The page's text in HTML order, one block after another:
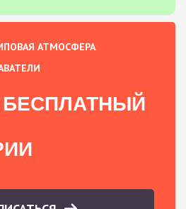
АТМОСФЕРА
БЕСПЛАТНЫЙ